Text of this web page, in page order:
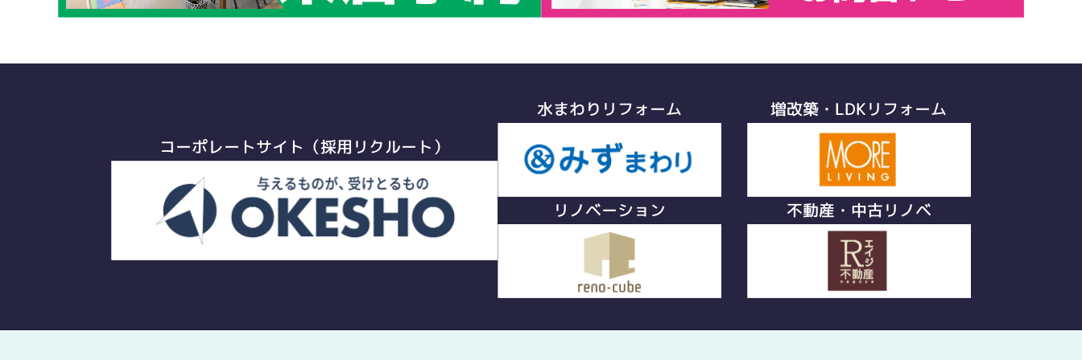
コーポレートサイト（採用リクルート）
水まわりリフォーム 増改築・LDKリフォーム
リノベーション 不動産・中古リノベ